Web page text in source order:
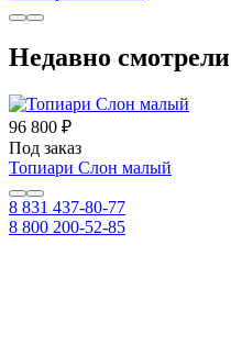
Недавно смотрели
96 800 ₽
Под заказ
Топиари Слон малый
8 831 437-80-77
8 800 200-52-85